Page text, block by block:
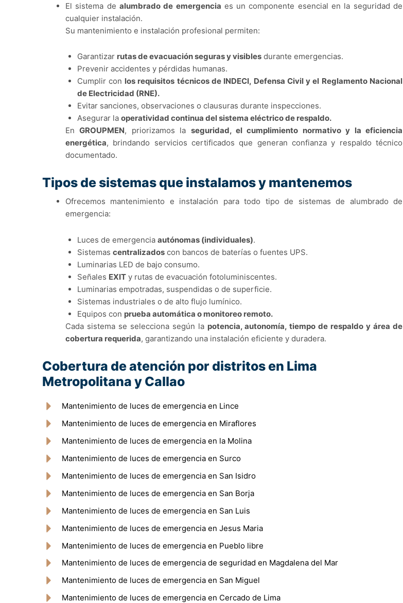
El sistema de alumbrado de emergencia es un componente esencial en la seguridad de
cualquier instalación.
Su mantenimiento e instalación profesional permiten:
Garantizar rutas de evacuación seguras y visiblesdurante emergencias.
Prevenir accidentes y pérdidas humanas.
Cumplir con los requisitos técnicos de INDECI, Defensa Civil y el Reglamento Nacional
de Electricidad (RNE).
Evitar sanciones, observaciones o clausuras durante inspecciones.
Asegurar la operatividad continua del sistema eléctrico de respaldo.
EnGROUPMEN, priorizamos la seguridad, el cumplimiento normativo y la eficiencia
energética, brindando servicios certificados que generan confianza y respaldo técnico
documentado.
Tipos de sistemas que instalamos y mantenemos
Ofrecemos mantenimiento e instalación para todo tipo de sistemas de alumbrado de
emergencia:
Luces de emergencia autónomas (individuales).
Sistemas centralizadoscon bancos de baterías o fuentes UPS.
Luminarias LED de bajo consumo.
Señales EXITy rutas de evacuación fotoluminiscentes.
Luminarias empotradas, suspendidas o de superficie.
Sistemas industriales o de alto flujo lumínico.
Equipos con prueba automática o monitoreo remoto.
Cada sistema se selecciona según la potencia, autonomía, tiempo de respaldo y área de
cobertura requerida, garantizando una instalación eficiente y duradera.
Cobertura de atención por distritos en Lima
Metropolitana y Callao
Mantenimiento de luces de emergencia en Lince
Mantenimiento de luces de emergencia en Miraflores
Mantenimiento de luces de emergencia en la Molina
Mantenimiento de luces de emergencia en Surco
Mantenimiento de luces de emergencia en San Isidro
Mantenimiento de luces de emergencia en San Borja
Mantenimiento de luces de emergencia en San Luis
Mantenimiento de luces de emergencia en Jesus Maria
Mantenimiento de luces de emergencia en Pueblo libre
Mantenimiento de luces de emergencia de seguridad en Magdalena del Mar
Mantenimiento de luces de emergencia en San Miguel
Mantenimiento de luces de emergencia en Cercado de Lima